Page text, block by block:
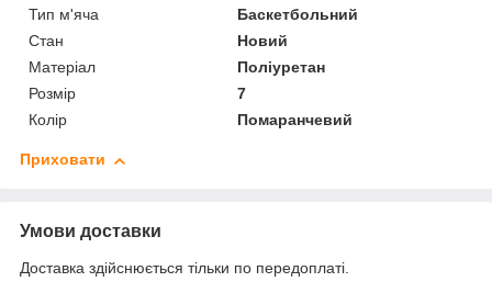
Тип м'яча
Баскетбольний
Стан
Новий
Матеріал
Поліуретан
Розмір
7
Колір
Помаранчевий
Приховати
Умови доставки
Доставка здійснюється тільки по передоплаті.